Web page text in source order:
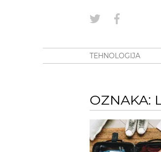
TEHNOLOGIJA
OZNAKA: